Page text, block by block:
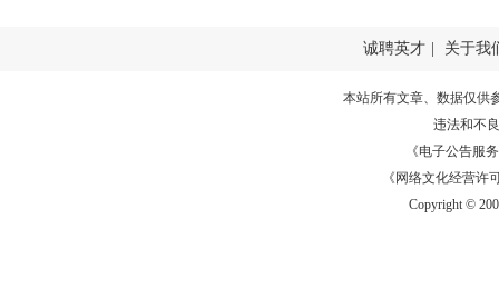
诚聘英才 关于我
本站所有文章、数据仅供
违法和不
《电子公告服务
《网络文化经营许
Copyright ©